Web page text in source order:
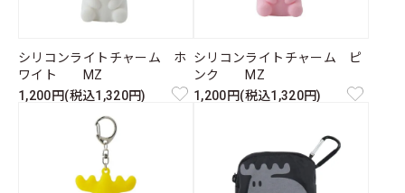
シリコンライトチャーム ホ
ワイト MZ
1,200円(税込1,320円)
シリコンライトチャーム ピ
ンク MZ
1,200円(税込1,320円)